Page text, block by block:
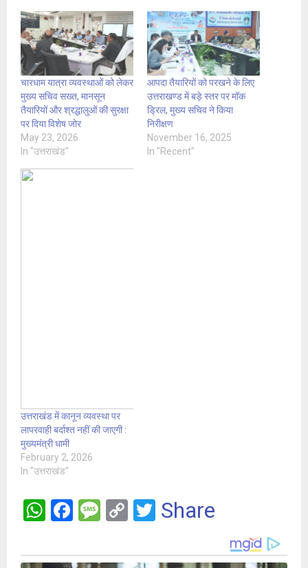
चारधाम यात्रा व्यवस्थाओं को लेकर
मुख्य सचिव सख्त, मानसून
तैयारियों और श्रद्धालुओं की सुरक्षा
पर दिया विशेष जोर
May 23, 2026
In "उत्तराखंड"
आपदा तैयारियों को परखने के लिए
उत्तराखण्ड में बड़े स्तर पर मॉक
ड्रिल, मुख्य सचिव ने किया
निरीक्षण
November 16, 2025
In "Recent"
उत्तराखंड में कानून व्यवस्था पर
लापरवाही बर्दाश्त नहीं की जाएगी :
मुख्यमंत्री धामी
February 2, 2026
In "उत्तराखंड"
W
at
F
ce
M
s
C
py
T
tt
Share